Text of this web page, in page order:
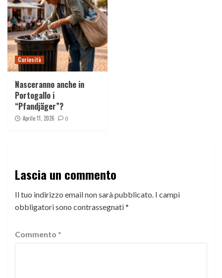
Curiosità
Nasceranno anche in
Portogallo i
“Pfandjäger”?
Aprile 11, 2026 0
Lascia un commento
Il tuo indirizzo email non sarà pubblicato. I campi
obbligatori sono contrassegnati*
Commento *